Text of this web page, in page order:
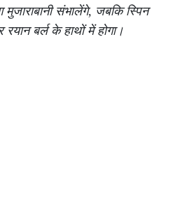
मुजाराबानी संभालेंगे, जबकि स्पिन
बर्ल के हाथों में होगा।